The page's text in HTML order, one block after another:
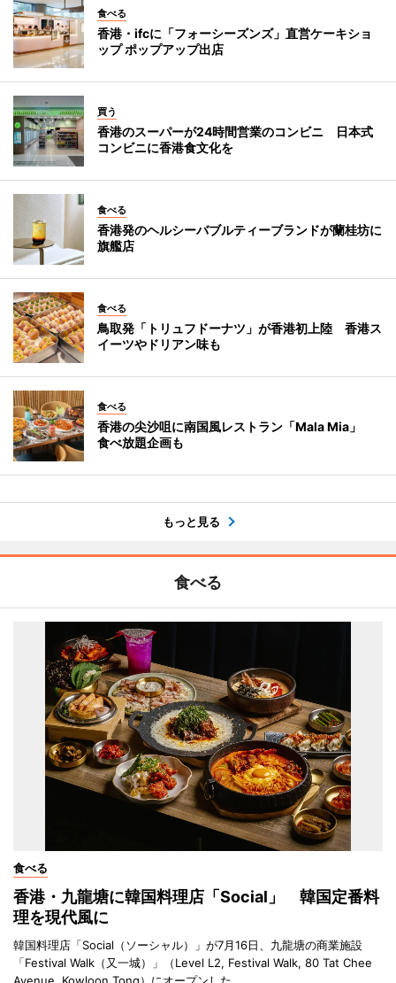
食べる
香港・ifcに「フォーシーズンズ」直営ケーキショ
ップ ポップアップ出店
買う
香港のスーパーが24時間営業のコンビニ 日本式
コンビニに香港食文化を
食べる
香港発のヘルシーバブルティーブランドが蘭桂坊に
旗艦店
食べる
鳥取発「トリュフドーナツ」が香港初上陸 香港ス
イーツやドリアン味も
食べる
香港の尖沙咀に南国風レストラン「Mala Mia」
食べ放題企画も
もっと見る
食べる
食べる
香港・九龍塘に韓国料理店「Social」 韓国定番料
理を現代風に
韓国料理店「Social（ソーシャル）」が7月16日、九龍塘の商業施設
「Festival Walk（又一城）」（Level L2, Festival Walk, 80 Tat Chee
Avenue, Kowloon Tong）にオープンした。